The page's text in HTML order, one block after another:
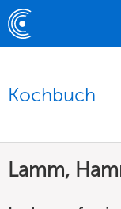
Kochbuch
Lamm,